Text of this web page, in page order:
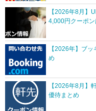
【2026年8月】
4,000円クーポ
【2026年】ブ
め
【2026年8月】
優待まとめ